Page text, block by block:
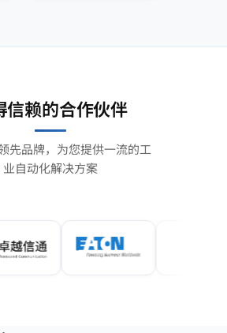
信赖的合作伙伴
先品牌，为您提供一流的工
业自动化解决方案